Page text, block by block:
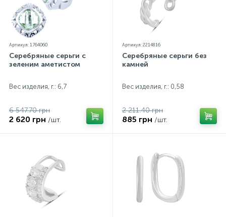
Артикул: 1764060
Серебряные серьги с
зеленим аметистом
Вес изделия, г.: 6,7
6 547.70 грн
2 620 грн /шт.
Артикул: 2214816
Серебряные серьги без
камней
Вес изделия, г.: 0,58
2 211.40 грн
885 грн /шт.